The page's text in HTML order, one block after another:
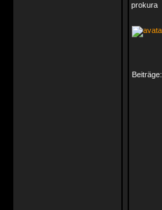
prokura
Beiträge: